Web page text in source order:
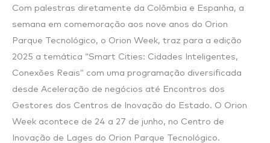
Com palestras diretamente da Colômbia e Espanha, a
semana em comemoração aos nove anos do Orion
Parque Tecnológico, o Orion Week, traz para a edição
2025 a temática “Smart Cities: Cidades Inteligentes,
Conexões Reais” com uma programação diversificada
desde Aceleração de negócios até Encontros dos
Gestores dos Centros de Inovação do Estado. O Orion
Week acontece de 24 a 27 de junho, no Centro de
Inovação de Lages do Orion Parque Tecnológico.